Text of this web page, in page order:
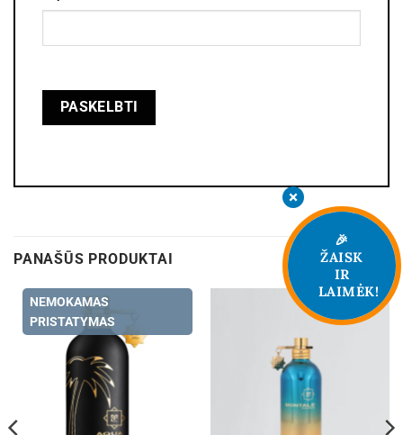
PANAŠŪS PRODUKTAI
NEMOKAMAS
PRISTATYMAS
🎉
ŽAISK
IR
LAIMĖK!